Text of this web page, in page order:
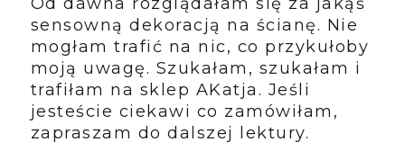
sensowną dekoracją na ścianę. Nie
mogłam trafić na nic, co przykułoby
moją uwagę. Szukałam, szukałam i
trafiłam na sklep AKatja. Jeśli
jesteście ciekawi co zamówiłam,
zapraszam do dalszej lektury.